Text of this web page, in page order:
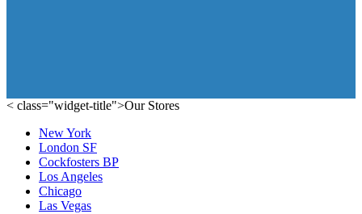
< class="widget-title">Our Stores
New York
London SF
Cockfosters BP
Los Angeles
Chicago
Las Vegas